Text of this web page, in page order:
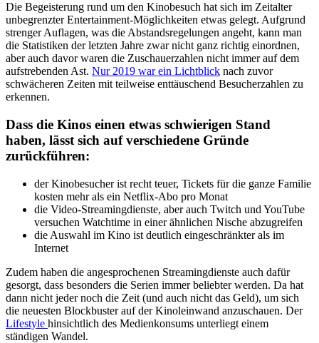
Die Begeisterung rund um den Kinobesuch hat sich im Zeitalter
unbegrenzter Entertainment-Möglichkeiten etwas gelegt. Aufgrund
strenger Auflagen, was die Abstandsregelungen angeht, kann man
die Statistiken der letzten Jahre zwar nicht ganz richtig einordnen,
aber auch davor waren die Zuschauerzahlen nicht immer auf dem
aufstrebenden Ast. Nur 2019 war ein Lichtblick nach zuvor
schwächeren Zeiten mit teilweise enttäuschend Besucherzahlen zu
erkennen.
Dass die Kinos einen etwas schwierigen Stand
haben, lässt sich auf verschiedene Gründe
zurückführen:
der Kinobesucher ist recht teuer, Tickets für die ganze Familie
kosten mehr als ein Netflix-Abo pro Monat
die Video-Streamingdienste, aber auch Twitch und YouTube
versuchen Watchtime in einer ähnlichen Nische abzugreifen
die Auswahl im Kino ist deutlich eingeschränkter als im
Internet
Zudem haben die angesprochenen Streamingdienste auch dafür
gesorgt, dass besonders die Serien immer beliebter werden. Da hat
dann nicht jeder noch die Zeit (und auch nicht das Geld), um sich
die neuesten Blockbuster auf der Kinoleinwand anzuschauen. Der
Lifestyle hinsichtlich des Medienkonsums unterliegt einem
ständigen Wandel.